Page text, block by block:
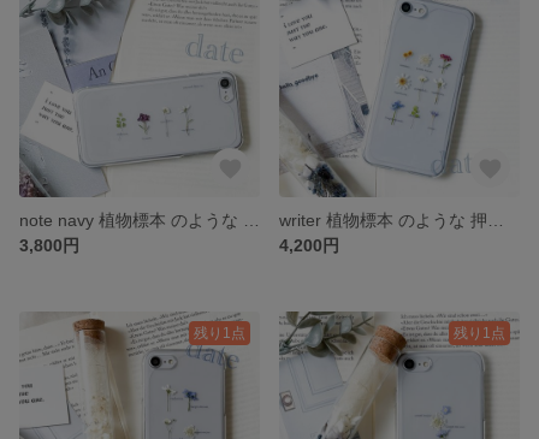
3,800円
4,200円
残り1点 残り1点